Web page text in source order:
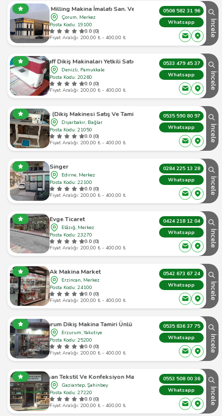
Çorum Milling Makina İmalatı San. Ve Tic. Ltd. Şti.
Çorum, Merkez
Posta Kodu: 19100
0.0 (0)
Fiyat Aralığı: 200,00 ₺ - 400,00 ₺
0506 582 31 96
Whatsapp
İncele
Dikiş Makinaları Yetkili Satıcı Ve Servisi Damla Ltd.
Denizli, Pamukkale
Posta Kodu: 20260
0.0 (0)
Fiyat Aralığı: 200,00 ₺ - 400,00 ₺
0533 479 45 37
Whatsapp
İncele
(Dikiş Makinesi Satış Ve Tamir Servisi - Diyarbakır)
Diyarbakır, Bağlar
Posta Kodu: 21050
0.0 (0)
Fiyat Aralığı: 200,00 ₺ - 400,00 ₺
0535 590 80 97
Whatsapp
İncele
Singer
Edirne, Merkez
Posta Kodu: 22100
0.0 (0)
Fiyat Aralığı: 200,00 ₺ - 400,00 ₺
0284 225 13 28
Whatsapp
İncele
Evge Ticaret
Elâzığ, Merkez
Posta Kodu: 23270
0.0 (0)
Fiyat Aralığı: 200,00 ₺ - 400,00 ₺
0424 218 12 04
Whatsapp
İncele
Ak Makina Market
Erzincan, Merkez
Posta Kodu: 24100
0.0 (0)
Fiyat Aralığı: 200,00 ₺ - 400,00 ₺
0542 673 67 24
Whatsapp
İncele
Erzurum Dikiş Makina Tamiri Ünlü Makina
Erzurum, Yakutiye
Posta Kodu: 25200
0.0 (0)
Fiyat Aralığı: 200,00 ₺ - 400,00 ₺
0535 836 37 75
Whatsapp
İncele
Gülsan Tekstil Ve Konfeksiyon Makinaları
Gaziantep, Şahinbey
Posta Kodu: 27220
0.0 (0)
Fiyat Aralığı: 200,00 ₺ - 400,00 ₺
0553 508 00 36
Whatsapp
İncele